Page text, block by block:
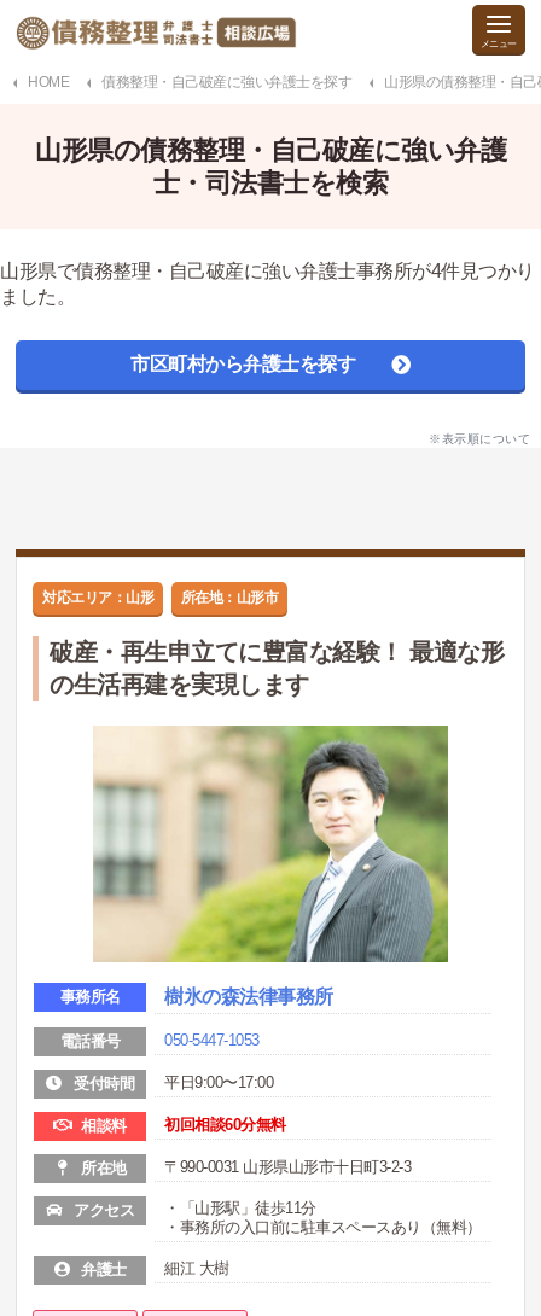
HOME 債務整理・自己破産に強い弁護士を探す 山形県の債務整理・自
山形県の債務整理・自己破産に強い弁護
士・司法書士を検索
山形県で債務整理・自己破産に強い弁護士事務所が4件見つかり
ました。
市区町村から弁護士を探す
※表示順について
対応エリア：山形 所在地：山形市
破産・再生申立てに豊富な経験！ 最適な形
の生活再建を実現します
事務所名 樹氷の森法律事務所
電話番号 050-5447-1053
受付時間 平日9:00〜17:00
相談料 初回相談60分無料
所在地 〒990-0031 山形県山形市十日町3-2-3
アクセス
・「山形駅」徒歩11分
・事務所の入口前に駐車スペースあり（無料）
弁護士 細江 大樹